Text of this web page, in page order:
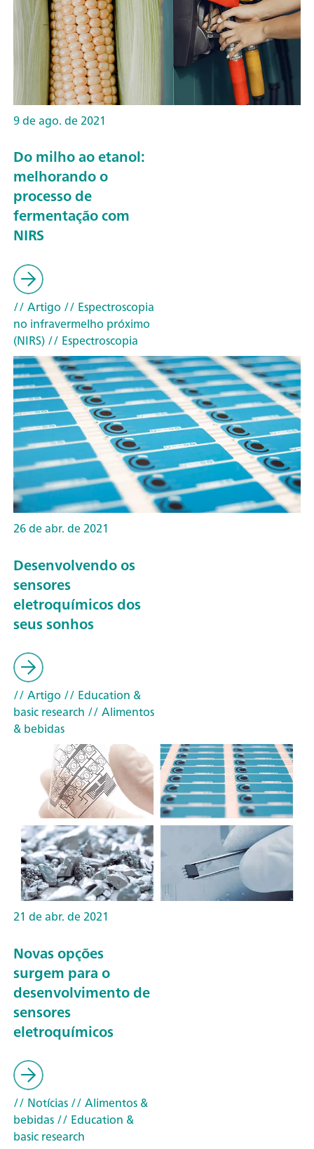
9 de ago. de 2021
Do milho ao etanol:
melhorando o
processo de
fermentação com
NIRS
// Artigo // Espectroscopia
no infravermelho próximo
(NIRS)// Espectroscopia
26 de abr. de 2021
Desenvolvendo os
sensores
eletroquímicos dos
seus sonhos
// Artigo // Education &
basic research // Alimentos
& bebidas
21 de abr. de 2021
Novas opções
surgem para o
desenvolvimento de
sensores
eletroquímicos
// Notícias// Alimentos &
bebidas// Education &
basic research